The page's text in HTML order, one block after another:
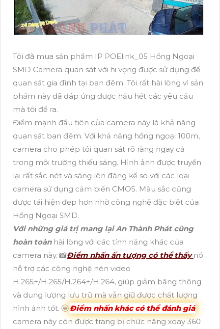
Tôi đã mua sản phẩm IP POElink_05 Hồng Ngoại
SMD Camera quan sát với hi vọng được sử dụng để
quan sát gia đình tại ban đêm. Tôi rất hài lòng vì sản
phẩm này đã đáp ứng được hầu hết các yêu cầu
mà tôi đề ra.
Điểm mạnh đầu tiên của camera này là khả năng
quan sát ban đêm. Với khả năng hồng ngoại 100m,
camera cho phép tôi quan sát rõ ràng ngay cả
trong môi trường thiếu sáng. Hình ảnh được truyền
lại rất sắc nét và sáng lên đáng kể so với các loại
camera sử dụng cảm biến CMOS. Màu sắc cũng
được tái hiện đẹp hơn nhờ công nghệ đặc biệt của
Hồng Ngoại SMD.
Với những giá trị mang lại An Thành Phát cũng
hoàn toàn hài lòng với các tính năng khác của
camera này. 📸Điểm nhấn ấn tượng có thể thấy nó
hỗ trợ các công nghệ nén video
H.265+/H.265/H.264+/H.264, giúp giảm băng thông
và dung lượng lưu trữ mà vẫn giữ được chất lượng
hình ảnh tốt. ⓦĐiểm nhấn khác có thể đánh giá
camera này còn được trang bị chức năng xoay 360